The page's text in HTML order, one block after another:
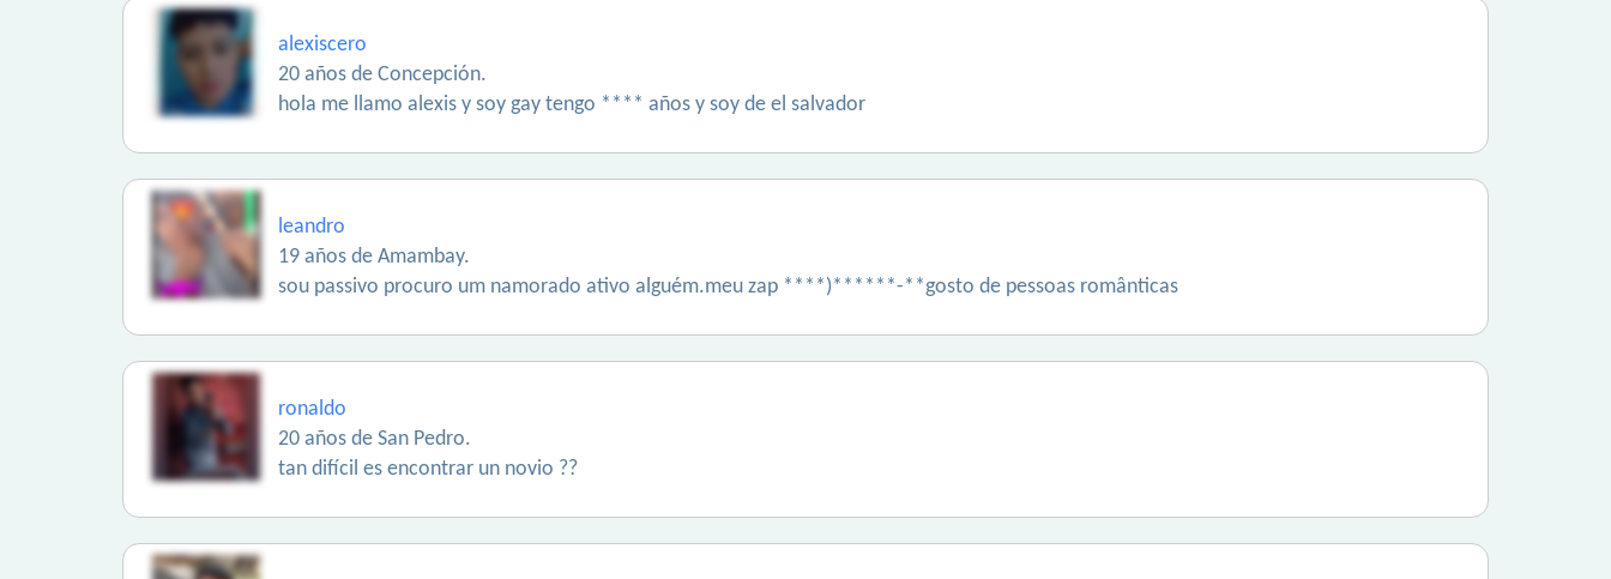
alexiscero
20 años de Concepción.
hola me llamo alexis y soy gay tengo **** años y soy de el salvador
leandro
19 años de Amambay.
sou passivo procuro um namorado ativo alguém.meu zap ****)******-**gosto de pessoas românticas
ronaldo
20 años de San Pedro.
tan difícil es encontrar un novio ??